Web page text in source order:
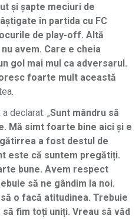
și șapte meciuri de
în partida cu FC
de play-off. Altă
avem. Care e cheia
gol mai mul ca adversarul.
foarte mult această
declarat: „Sunt mândru să
Mă simt foarte bine aici și e
a fost destul de
este că suntem pregătiți.
bune. Avem respect
să ne gândim la noi.
o facă atitudinea. Trebuie
fim toți uniți. Vreau să văd